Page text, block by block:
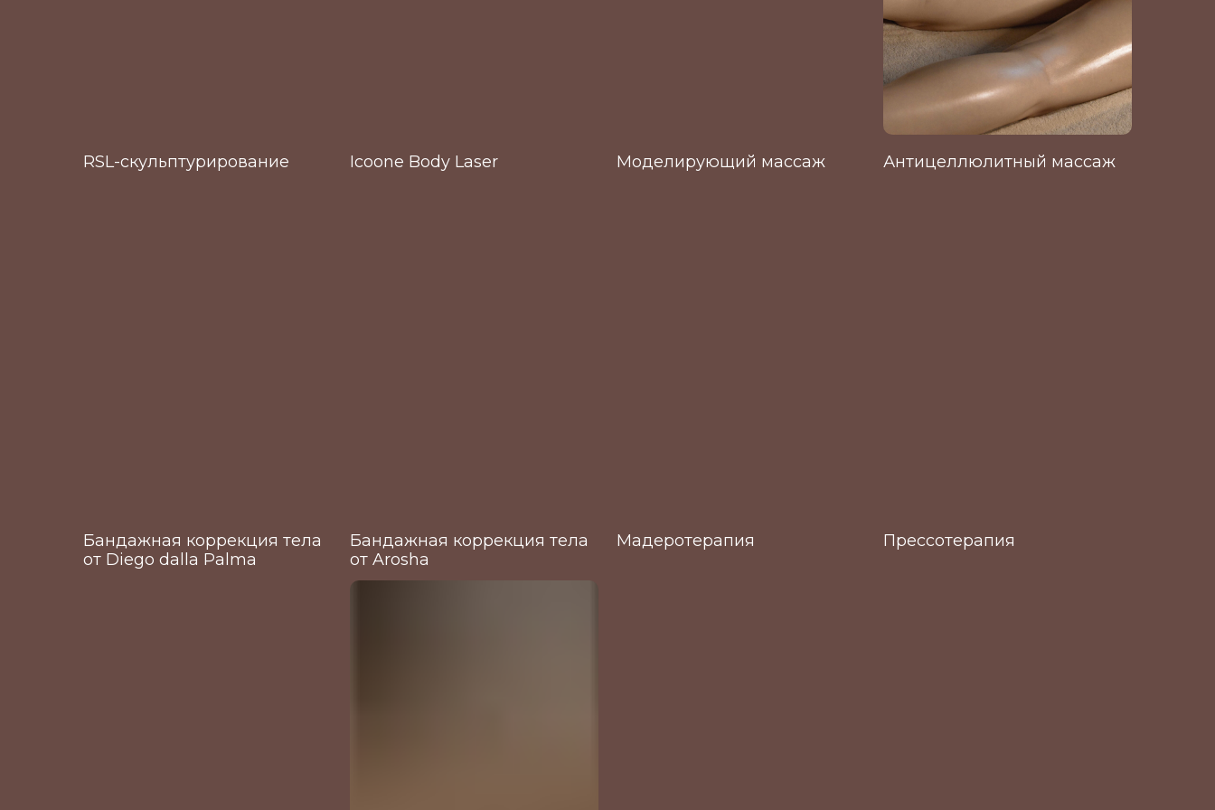
RSL-скульптурирование Icoone Body Laser Моделирующий массаж Антицеллюлитный массаж
Бандажная коррекция тела
от Diego dalla Palma
Бандажная коррекция тела
от Arosha
Мадеротерапия Прессотерапия